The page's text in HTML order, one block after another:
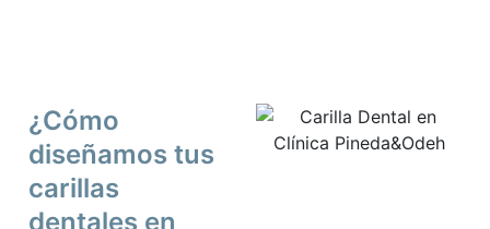
¿Cómo
diseñamos tus
carillas
dentales en